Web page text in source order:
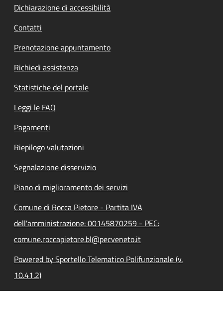
Dichiarazione di accessibilità
Contatti
Prenotazione appuntamento
Richiedi assistenza
Statistiche del portale
Leggi le FAQ
Pagamenti
Riepilogo valutazioni
Segnalazione disservizio
Piano di miglioramento dei servizi
Comune di Rocca Pietore - Partita IVA
dell'amministrazione: 00145870259 - PEC:
comune.roccapietore.bl@pecveneto.it
Powered by Sportello Telematico Polifunzionale (v.
10.41.2)